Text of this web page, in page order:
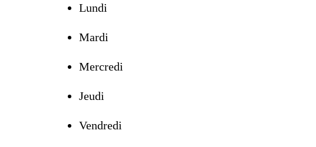
Lundi
Mardi
Mercredi
Jeudi
Vendredi